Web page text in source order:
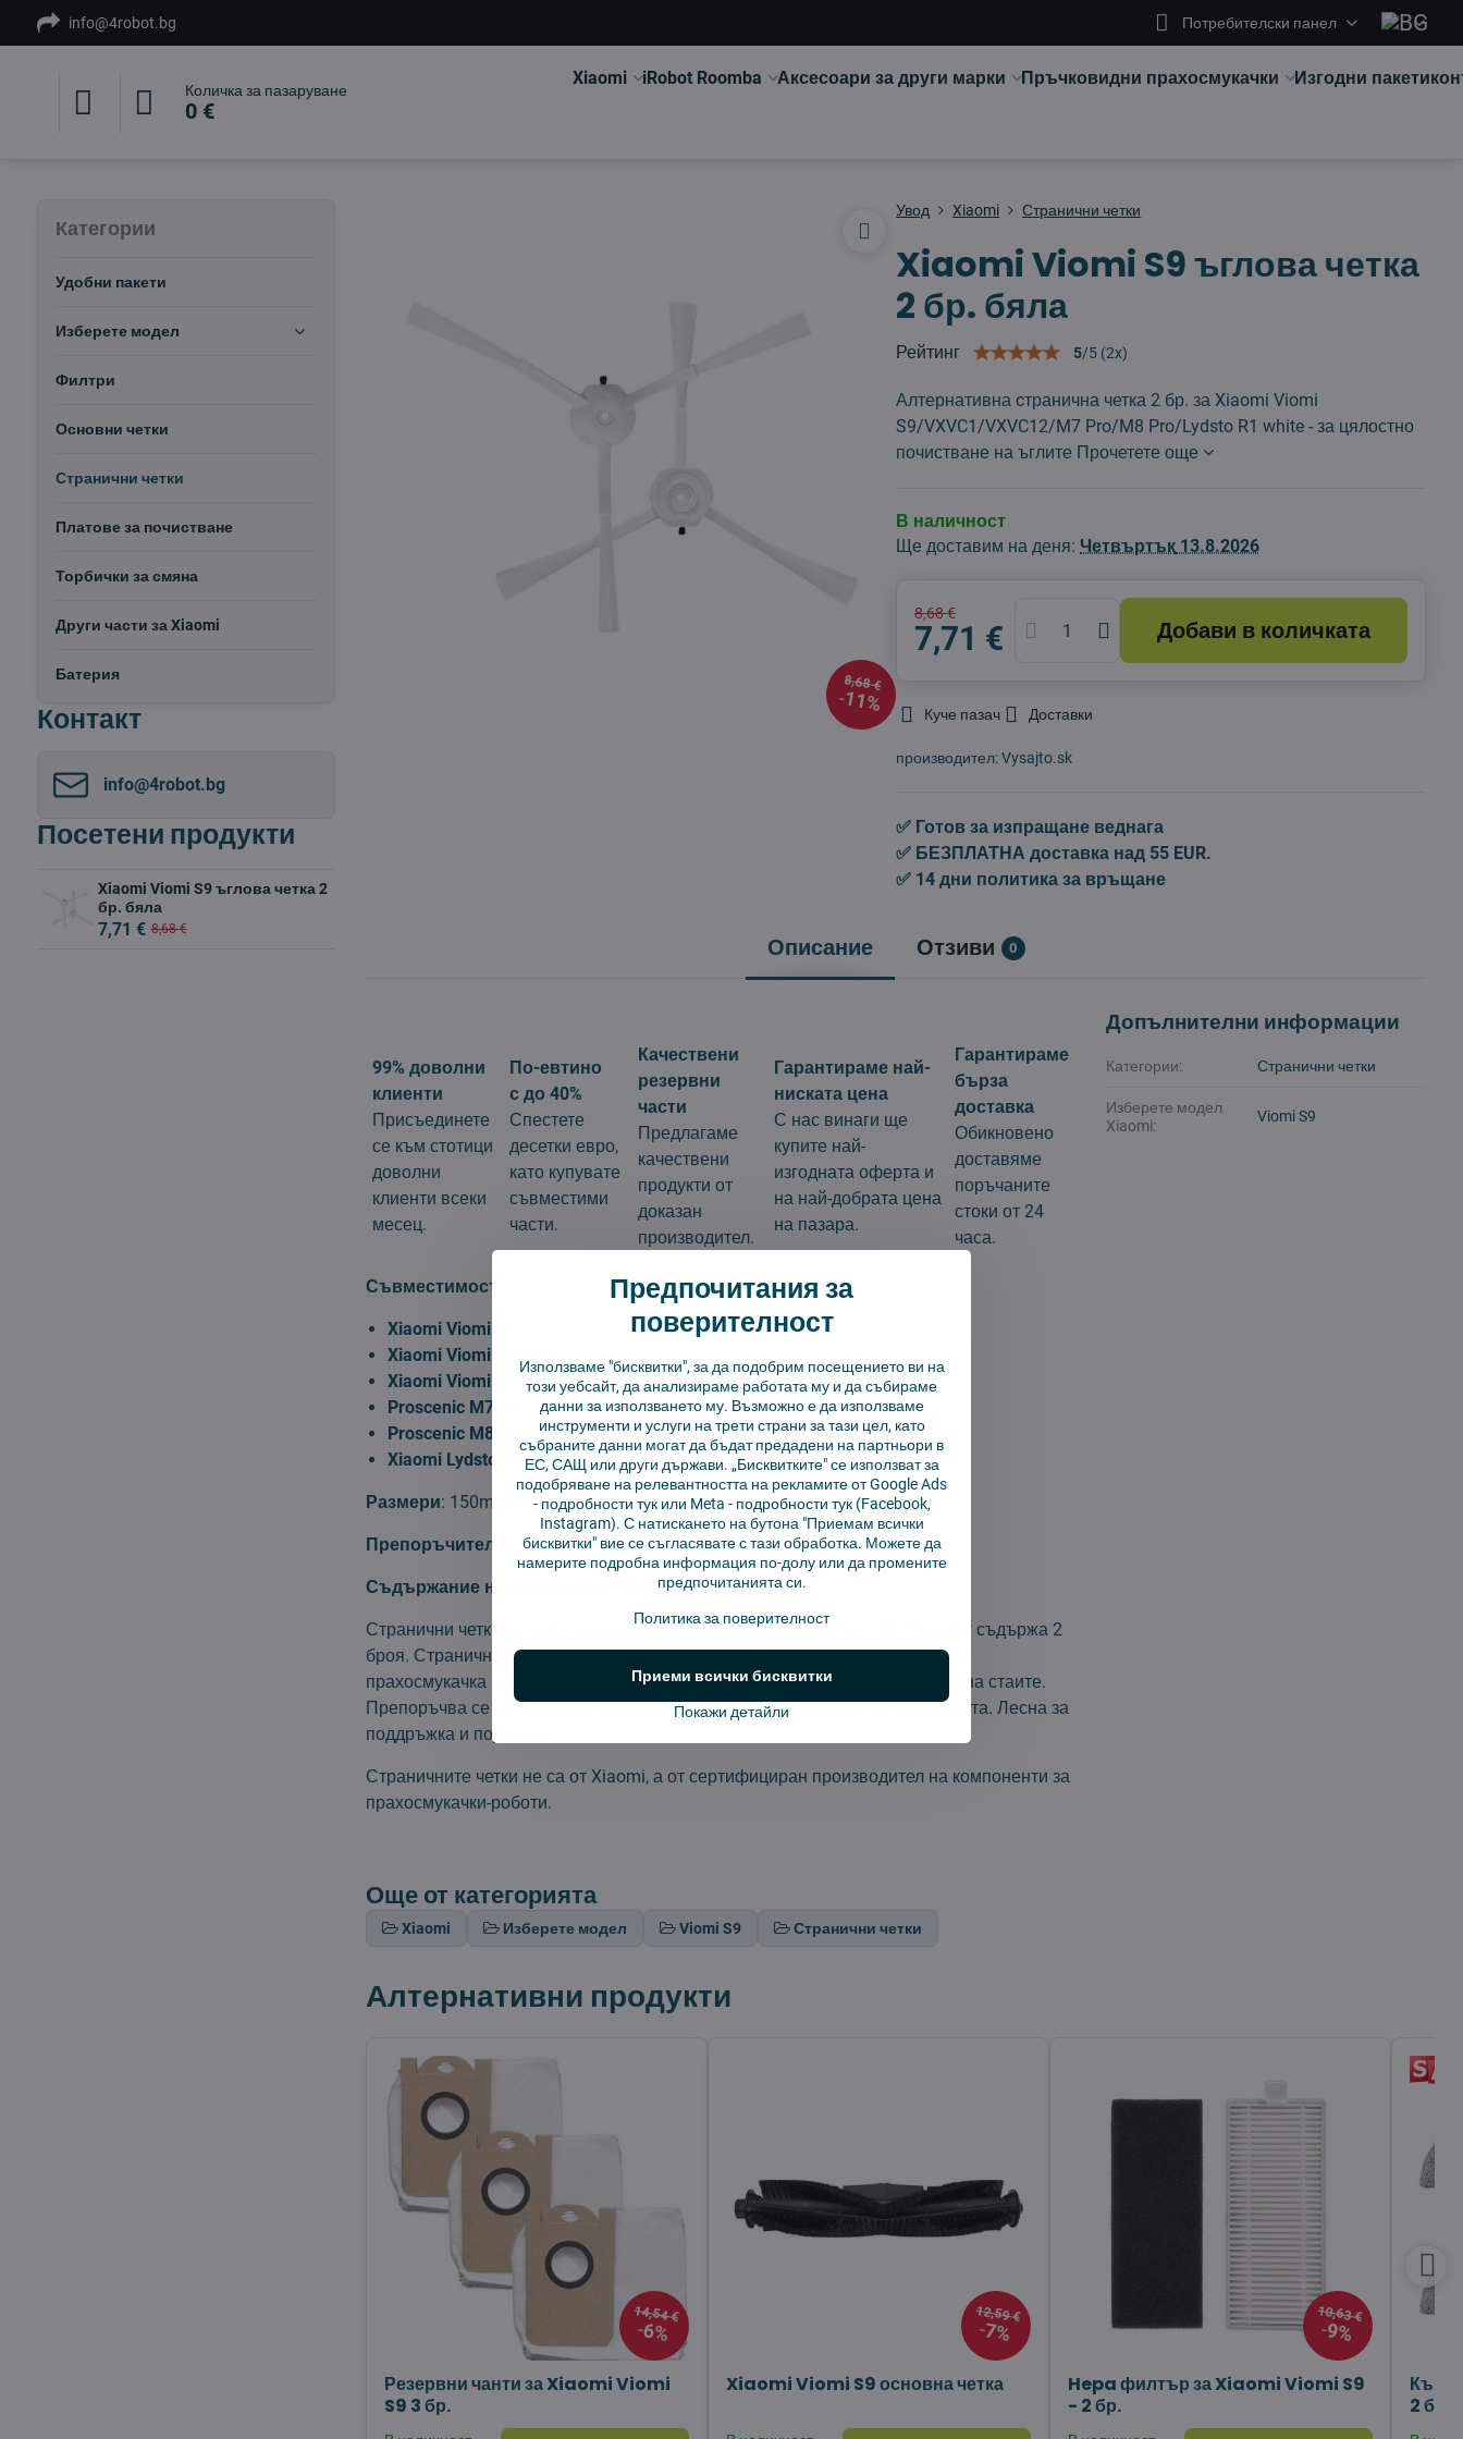
info@4robot.bg Потребителски панел
Количка за пазаруване
0 €
Xiaomi iRobot Roomba Аксесоари за други марки Пръчковидни прахосмукачки Изгодни пакети
8,68 €
11%
Увод Xiaomi Странични четки
Xiaomi Viomi S9 ъглова четка
2 бр. бяла
Рейтинг 5/5 (2x)
Алтернативна cтранична четка 2 бр. за Xiaomi Viomi
S9/VXVC1/VXVC12/M7 Pro/M8 Pro/Lydsto R1 white - за цялостно
почистване на ъглите Прочетете още
В наличност
Ще доставим на деня: Четвъртък 13.8.2026
8,68 €
7,71 € Добави в количката
Куче пазач Доставки
производител:Vysajto.sk
✅ Готов за изпращане веднага
✅ БЕЗПЛАТНА доставка над 55 EUR.
✅ 14 дни политика за връщане
Описание Отзиви 0
99% доволни
клиенти
Присъединете
се към стотици
доволни
клиенти всеки
месец.
По-евтино
с до 40%
Спестете
десетки евро,
като купувате
съвместими
части.
Качествени
резервни
части
Предлагаме
качествени
продукти от
доказан
производител.
Гарантираме най-
ниската цена
С нас винаги ще
купите най-
изгодната оферта и
на най-добрата цена
на пазара.
Гарантираме
бърза
доставка
Обикновено
доставяме
поръчаните
стоки от 24
часа.
Съвместимост:
Xiaomi Viomi S9
Xiaomi Viomi VXVC11
Xiaomi Viomi VXVC12
Proscenic M7 Pro
Proscenic M8 Pro
Xiaomi Lydsto R1
Размери: 150mm*45мм
Препоръчителна замяна:3 месеца
Съдържание на опаковката:
Странични четки за роботизирана прахосмукачка Xiaomi Viomi S9. Пакетът съдържа 2
броя. Страничните четки ще осигурят качествено и цялостно почистване с
прахосмукачка на мръсотията в по-труднодостъпните места, т.е. в ъглите на стаите.
Препоръчва се да се сменя на всеки 3-6 месеца в зависимост от употребата. Лесна за
поддръжка и подмяна.
Страничните четки не са от Xiaomi, а от сертифициран производител на компоненти за
прахосмукачки-роботи.
Още от категорията
Xiaomi Изберете модел Viomi S9 Странични четки
Допълнителни информации
Категории: Странични четки
Изберете модел
Xiaomi:
Viomi S9
Алтернативни продукти
14,54 €
6%
Резервни чанти за Xiaomi Viomi
S9 3 бр.
12,59 €
7%
Xiaomi Viomi S9 основна четка
10,63 €
9%
Hepa филтър за Xiaomi Viomi S9
- 2 бр.
2 бр.
Категории
Удобни пакети
Изберете модел
Филтри
Основни четки
Странични четки
Платове за почистване
Торбички за смяна
Други части за Xiaomi
Батерия
Контакт
info​@4robot​.bg
Посетени продукти
Xiaomi Viomi S9 ъглова четка 2
бр. бяла
7,71 € 8,68 €
Предпочитания за
поверителност
Използваме "бисквитки", за да подобрим посещението ви на
този уебсайт, да анализираме работата му и да събираме
данни за използването му. Възможно е да използваме
инструменти и услуги на трети страни за тази цел, като
събраните данни могат да бъдат предадени на партньори в
ЕС, САЩ или други държави. „Бисквитките" се използват за
подобряване на релевантността на рекламите от Google Ads
- подробности тукили Meta - подробности тук(Facebook,
Instagram). С натискането на бутона "Приемам всички
бисквитки" вие се съгласявате с тази обработка. Можете да
намерите подробна информация по-долу или да промените
предпочитанията си.
Политика за поверителност
Покажи детайли
Приеми всички бисквитки